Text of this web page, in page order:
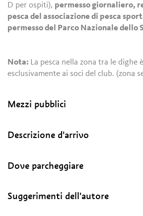
D per ospiti), permesso giornaliero,
pesca del associazione di pesca
permesso del Parco Nazionale dello
Nota: La pesca nella zona tra le dighe
esclusivamente ai soci del club. (zona
Mezzi pubblici
Descrizione d'arrivo
Dove parcheggiare
Suggerimenti dell'autore